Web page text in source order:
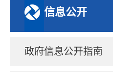
信息公开
政府信息公开指南